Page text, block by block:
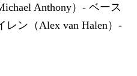
Anthony）- ベース
ン（Alex van Halen）-